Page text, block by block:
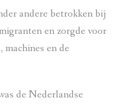
andere betrokken bij
en zorgde voor
machines en de
de Nederlandse